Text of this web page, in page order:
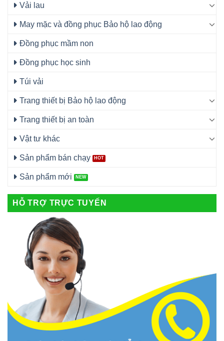
Vải lau
May mặc và đồng phục Bảo hộ lao động
Đồng phục mầm non
Đồng phục học sinh
Túi vải
Trang thiết bị Bảo hộ lao động
Trang thiết bị an toàn
Vật tư khác
Sản phẩm bán chạy
Sản phẩm mới
HỖ TRỢ TRỰC TUYẾN